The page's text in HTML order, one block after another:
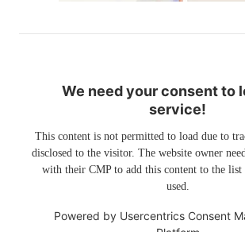
We need your consent to
service!
This content is not permitted to load due to
disclosed to the visitor. The website owner
with their CMP to add this content to the list
used.
Powered by Usercentrics Consent